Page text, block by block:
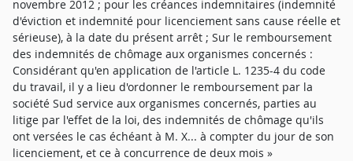
novembre 2012 ; pour les créances indemnitaires (indemnité
d'éviction et indemnité pour licenciement sans cause réelle et
sérieuse), à la date du présent arrêt ; Sur le remboursement
des indemnités de chômage aux organismes concernés :
Considérant qu'en application de l'article L. 1235-4 du code
du travail, il y a lieu d'ordonner le remboursement par la
société Sud service aux organismes concernés, parties au
litige par l'effet de la loi, des indemnités de chômage qu'ils
ont versées le cas échéant à M. X... à compter du jour de son
licenciement, et ce à concurrence de deux mois »